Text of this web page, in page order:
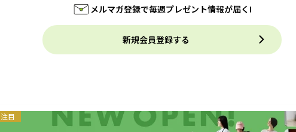
メルマガ登録で毎週プレゼント情報が届く!
新規会員登録する
注目